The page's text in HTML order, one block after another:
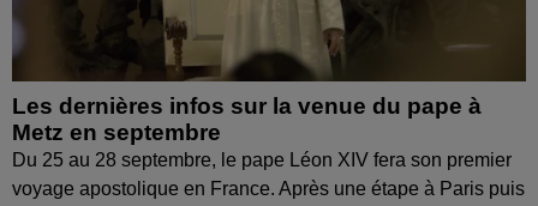
Les dernières infos sur la venue du pape à
Metz en septembre
Du 25 au 28 septembre, le pape Léon XIV fera son premier
voyage apostolique en France. Après une étape à Paris puis